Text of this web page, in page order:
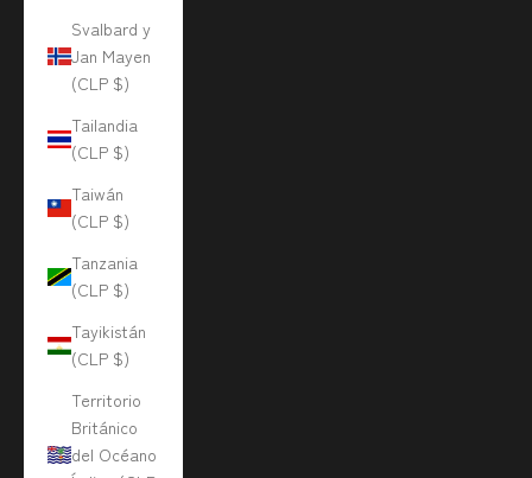
Svalbard y
Jan Mayen
(CLP $)
Tailandia
(CLP $)
Taiwán
(CLP $)
Tanzania
(CLP $)
Tayikistán
(CLP $)
Territorio
Británico
del Océano